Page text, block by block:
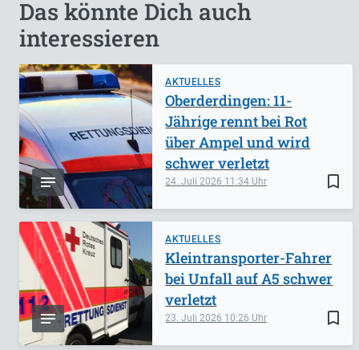
Das könnte Dich auch
interessieren
AKTUELLES
bookmark_border
24. Juli 2026 11:34
Oberderdingen: 11-
Jährige rennt bei Rot
über Ampel und wird
schwer verletzt
AKTUELLES
bookmark_border
23. Juli 2026 10:26
Kleintransporter-Fahrer
bei Unfall auf A5 schwer
verletzt